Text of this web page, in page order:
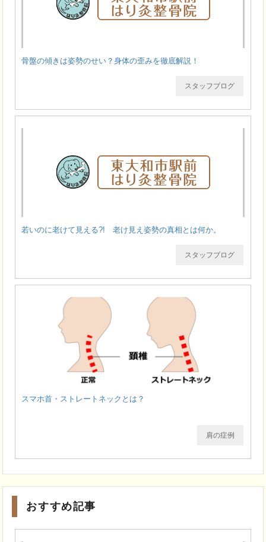
骨盤の傾きは姿勢のせい？身体の歪みを徹底解説！
スタッフブログ
若いのに老けて見える?! 老け見え姿勢の真相とは何か。
スタッフブログ
スマホ首・ストレートネックとは？
肩の症例
おすすめ記事